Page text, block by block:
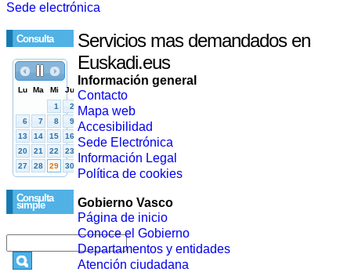
Sede electrónica
Consulta
Consulta
simple
Servicios mas demandados en
Euskadi.eus
Información general
Contacto
Mapa web
Accesibilidad
Sede Electrónica
Información Legal
Política de cookies
Gobierno Vasco
Página de inicio
Conoce el Gobierno
Departamentos y entidades
Atención ciudadana